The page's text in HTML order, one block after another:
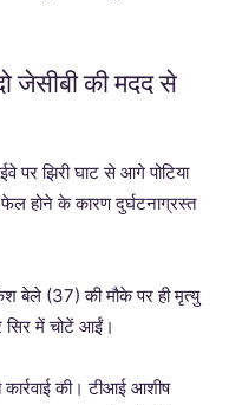
जेसीबी की मदद से
पर झिरी घाट से आगे पोटिया
होने के कारण दुर्घटनाग्रस्त
बेले (37) की मौके पर ही मृत्यु
में चोटें आईं।
की। टीआई आशीष